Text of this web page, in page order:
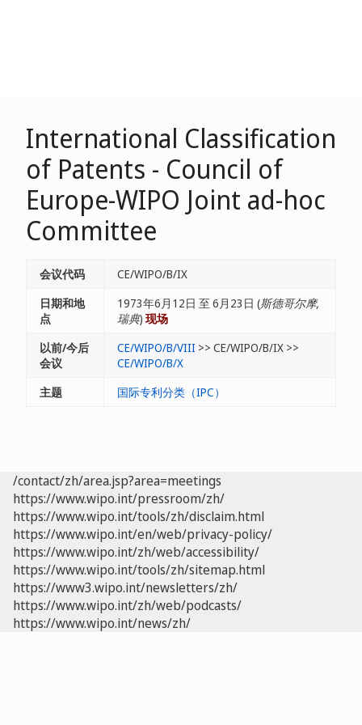
International Classification
of Patents - Council of
Europe-WIPO Joint ad-hoc
Committee
会议代码
CE/WIPO/B/IX
日期和地
点
1973年6月12日 至 6月23日 (斯德哥尔摩,
瑞典) 现场
以前/今后
会议
CE/WIPO/B/VIII >> CE/WIPO/B/IX >>
CE/WIPO/B/X
主题
国际专利分类（IPC）
/contact/zh/area.jsp?area=meetings
https://www.wipo.int/pressroom/zh/
https://www.wipo.int/tools/zh/disclaim.html
https://www.wipo.int/en/web/privacy-policy/
https://www.wipo.int/zh/web/accessibility/
https://www.wipo.int/tools/zh/sitemap.html
https://www3.wipo.int/newsletters/zh/
https://www.wipo.int/zh/web/podcasts/
https://www.wipo.int/news/zh/